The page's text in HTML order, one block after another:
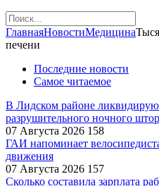
ГлавнаяНовостиМедицина
печени
Последние новости
Самое читаемое
В Лидском районе
разрушительного ночного
07 Августа 2026 158
ГАИ напоминает
движения
07 Августа 2026 157
Сколько составила зарплата